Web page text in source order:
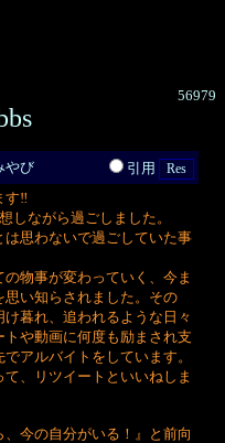
56979
やび
引用
す‼
しながら過ごしました。
思わないで過ごしていた事
物事が変わっていく、今ま
い知らされました。その
暮れ、追われるような日々
や動画に何度も励まされ支
アルバイトをしています。
、リツイートといいねしま
今の自分がいる！』と前向